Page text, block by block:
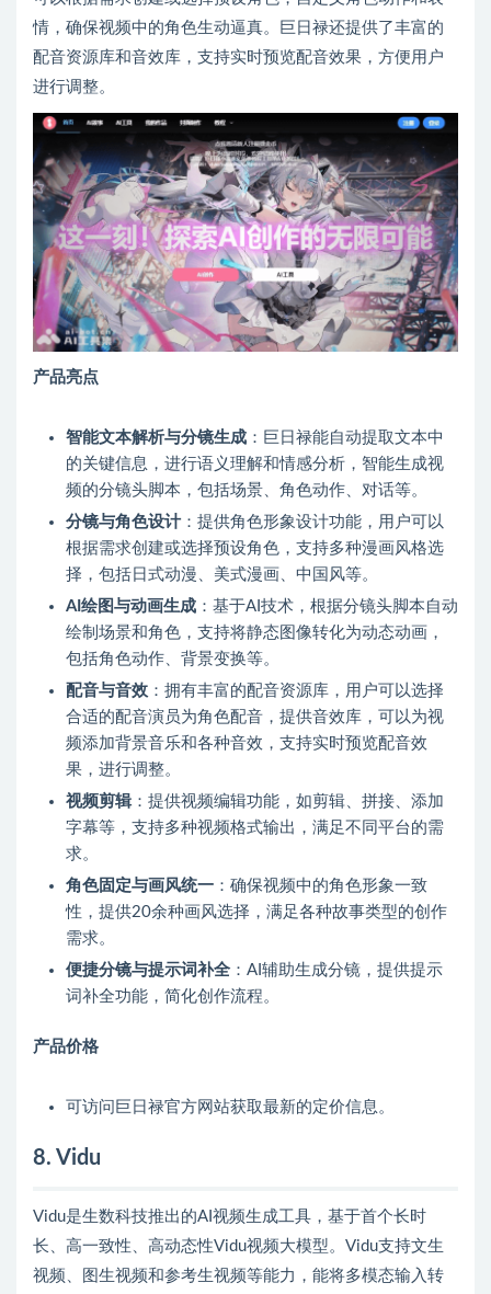
情，确保视频中的角色生动逼真。巨日禄还提供了丰富的
配音资源库和音效库，支持实时预览配音效果，方便用户
进行调整。
产品亮点
智能文本解析与分镜生成 ：巨日禄能自动提取文本中
的关键信息，进行语义理解和情感分析，智能生成视
频的分镜头脚本，包括场景、角色动作、对话等。
分镜与角色设计：提供角色形象设计功能，用户可以
根据需求创建或选择预设角色，支持多种漫画风格选
择，包括日式动漫、美式漫画、中国风等。
AI绘图与动画生成 ：基于AI技术，根据分镜头脚本自动
绘制场景和角色，支持将静态图像转化为动态动画，
包括角色动作、背景变换等。
配音与音效 ：拥有丰富的配音资源库，用户可以选择
合适的配音演员为角色配音，提供音效库，可以为视
频添加背景音乐和各种音效，支持实时预览配音效
果，进行调整。
视频剪辑：提供视频编辑功能，如剪辑、拼接、添加
字幕等，支持多种视频格式输出，满足不同平台的需
求。
角色固定与画风统一 ：确保视频中的角色形象一致
性，提供20余种画风选择，满足各种故事类型的创作
需求。
便捷分镜与提示词补全 ：AI辅助生成分镜，提供提示
词补全功能，简化创作流程。
产品价格
可访问巨日禄官方网站获取最新的定价信息。
8. Vidu
Vidu是生数科技推出的AI视频生成工具，基于首个长时
长、高一致性、高动态性Vidu视频大模型。Vidu支持文生
视频、图生视频和参考生视频等能力，能将多模态输入转